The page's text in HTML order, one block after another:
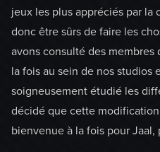
jeux les plus appréciés par la
donc être sûrs de faire les
avons consulté des membres
la fois au sein de nos studios
soigneusement étudié les
décidé que cette modification
bienvenue à la fois pour